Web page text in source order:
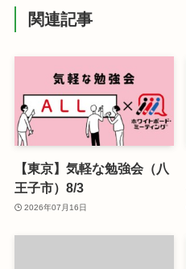
関連記事
【東京】気軽な勉強会（八
王子市）8/3
2026年07月16日